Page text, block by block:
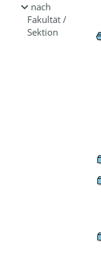
nach
Fakultät /
Sektion